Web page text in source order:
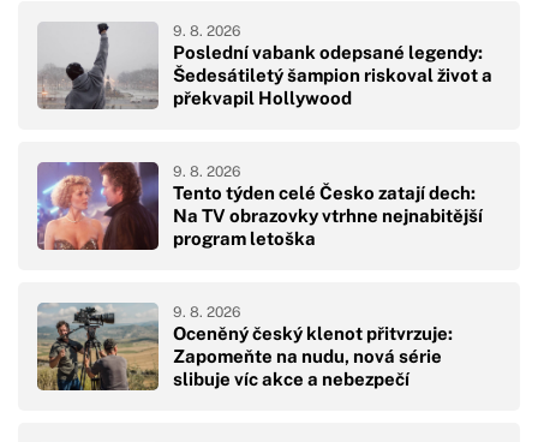
Poslední vabank odepsané legendy:
Šedesátiletý šampion riskoval život a
překvapil Hollywood
9. 8. 2026
Tento týden celé Česko zatají dech:
Na TV obrazovky vtrhne nejnabitější
program letoška
9. 8. 2026
Oceněný český klenot přitvrzuje:
Zapomeňte na nudu, nová série
slibuje víc akce a nebezpečí
9. 8. 2026